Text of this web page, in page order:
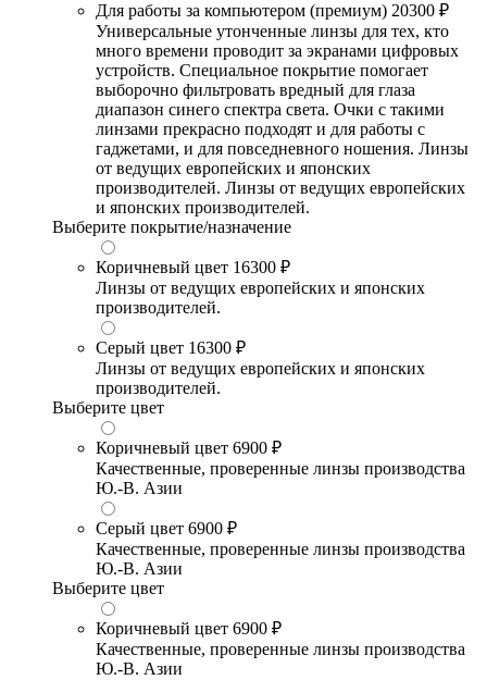
Для работы за компьютером (премиум) 20300 ₽
Универсальные утонченные линзы для тех, кто
много времени проводит за экранами цифровых
устройств. Специальное покрытие помогает
выборочно фильтровать вредный для глаза
диапазон синего спектра света. Очки с такими
линзами прекрасно подходят и для работы с
гаджетами, и для повседневного ношения. Линзы
от ведущих европейских и японских
производителей. Линзы от ведущих европейских
и японских производителей.
Выберите покрытие/назначение
Коричневый цвет 16300 ₽
Линзы от ведущих европейских и японских
производителей.
Серый цвет 16300 ₽
Линзы от ведущих европейских и японских
производителей.
Выберите цвет
Коричневый цвет 6900 ₽
Качественные, проверенные линзы производства
Ю.-В. Азии
Серый цвет 6900 ₽
Качественные, проверенные линзы производства
Ю.-В. Азии
Выберите цвет
Коричневый цвет 6900 ₽
Качественные, проверенные линзы производства
Ю.-В. Азии